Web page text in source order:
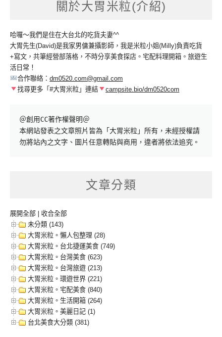
關於大胃米粒(介紹)
哈囉～我們是住在大台北的吃貨夫妻^^
大胃先生(David)是我家男傭兼攝影師，我是米粒小姐(Milly)負責吃貨
+寫文，共筆經營部落格，不時分享美食探店。宅配料理開箱。旅遊生
活日常！
合作聯絡： dm0520.com@gmail.com
找尋更多「#大胃米粒」連結
campsite.bio/dm0520com
＠創用CC著作權聲明＠
本網站發表之文章照片皆為「大胃米粒」所有，未經授權請
勿將站內之文字、圖片任意轉貼與商用，違者將依法追究。
文章分類
展開全部 | 收合全部
未分類 (143)
大胃米粒。懶人包整理 (28)
大胃米粒。台北捷運美食 (749)
大胃米粒。台灣美食 (623)
大胃米粒。台灣旅遊 (213)
大胃米粒。環遊世界 (221)
大胃米粒。宅配美食 (840)
大胃米粒。生活開箱 (264)
大胃米粒。美麗日記 (1)
台北美食大分類 (381)